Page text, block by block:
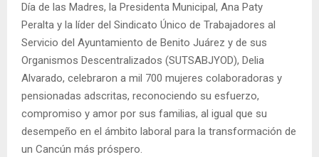
Día de las Madres, la Presidenta Municipal, Ana Paty
Peralta y la líder del Sindicato Único de Trabajadores al
Servicio del Ayuntamiento de Benito Juárez y de sus
Organismos Descentralizados (SUTSABJYOD), Delia
Alvarado, celebraron a mil 700 mujeres colaboradoras y
pensionadas adscritas, reconociendo su esfuerzo,
compromiso y amor por sus familias, al igual que su
desempeño en el ámbito laboral para la transformación de
un Cancún más próspero.